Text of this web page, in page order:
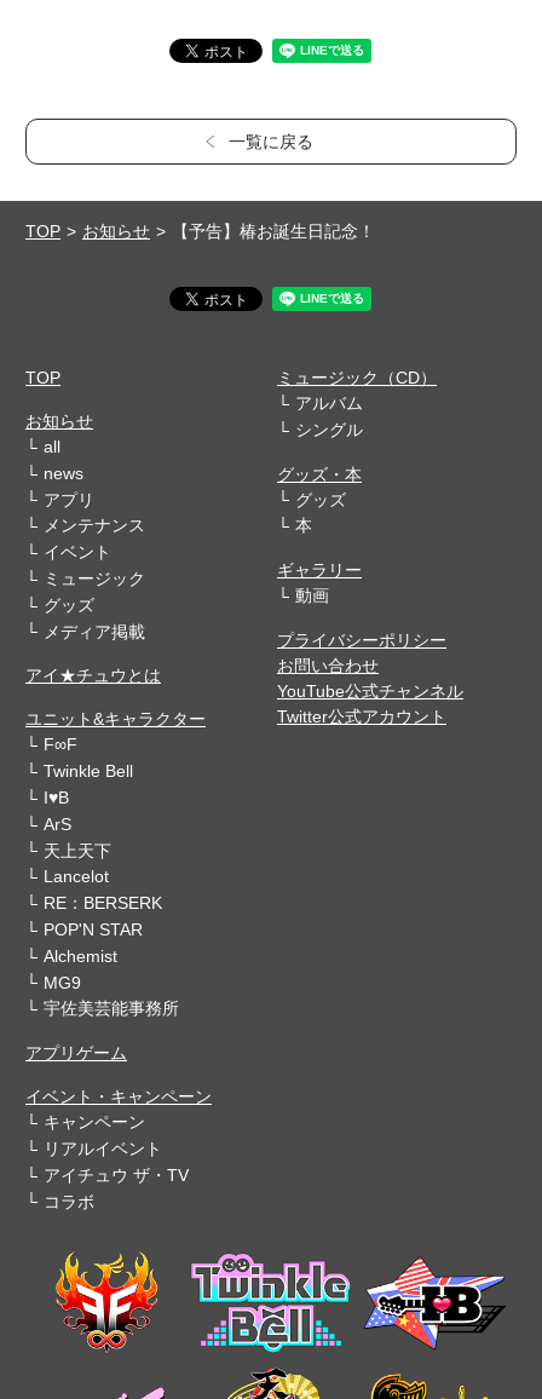
一覧に戻る
TOP お知らせ 【予告】椿お誕生日記念！
TOP
お知らせ
all
news
アプリ
メンテナンス
イベント
ミュージック
グッズ
メディア掲載
アイ★チュウとは
ユニット&キャラクター
F∞F
Twinkle Bell
I♥B
ArS
天上天下
Lancelot
RE：BERSERK
POP'N STAR
Alchemist
MG9
宇佐美芸能事務所
アプリゲーム
イベント・キャンペーン
キャンペーン
リアルイベント
アイチュウ ザ・TV
コラボ
ミュージック（CD）
アルバム
シングル
グッズ・本
グッズ
本
ギャラリー
動画
プライバシーポリシー
お問い合わせ
YouTube公式チャンネル
Twitter公式アカウント